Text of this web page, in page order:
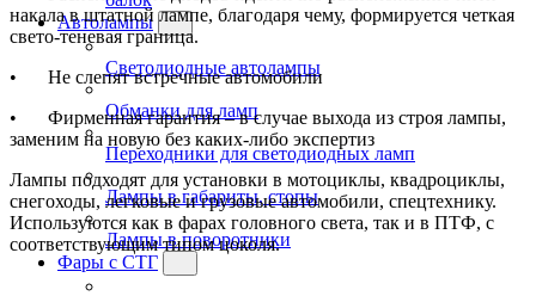
Автолампы
Светодиодные автолампы
Обманки для ламп
Переходники для светодиодных ламп
Лампы в габариты, стопы
Лампы в поворотники
Фары с СТГ
накала в штатной лампе, благодаря чему, формируется четкая
свето-теневая граница.
•
Не слепят встречные автомобили
•
Фирменная гарантия – в случае выхода из строя лампы,
заменим на новую без каких-либо экспертиз
Лампы подходят для установки в мотоциклы, квадроциклы,
снегоходы, легковые и грузовые автомобили, спецтехнику.
Используются как в фарах головного света, так и в ПТФ, с
соответствующим типом цоколя.